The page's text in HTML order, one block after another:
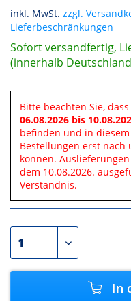
inkl. MwSt. zzgl.
Lieferbeschränkungen
Sofort versandfertig,
(innerhalb
Bitte beachten Sie,
06.08.2026 bis
befinden und in
Bestellungen erst nach
können.
dem 10.08.2026.
Verständnis.
In